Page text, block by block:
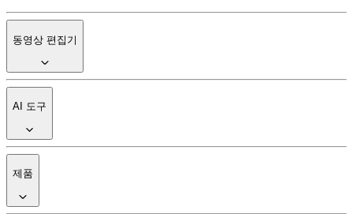
동영상 편집기
AI 도구
제품